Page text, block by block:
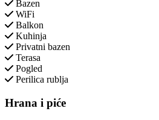
Bazen
WiFi
Balkon
Kuhinja
Privatni bazen
Terasa
Pogled
Perilica rublja
Hrana i piće